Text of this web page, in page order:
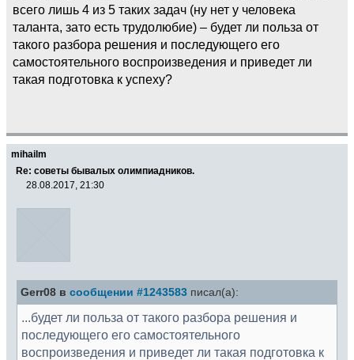
всего лишь 4 из 5 таких задач (ну нет у человека
таланта, зато есть трудолюбие) – будет ли польза от
такого разбора решения и последующего его
самостоятельного воспроизведения и приведет ли
такая подготовка к успеху?
mihailm
Re: советы бывалых олимпиадников.
28.08.2017, 21:30
Gerr08 в сообщении #1243583 писал(а):
...будет ли польза от такого разбора решения и
последующего его самостоятельного
воспроизведения и приведет ли такая подготовка к